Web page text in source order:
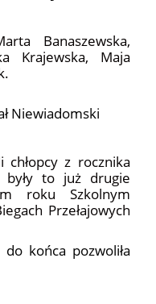
Banaszewska,
Krajewska, Maja
Niewiadomski
z rocznika
to już drugie
roku Szkolnym
Przełajowych
końca pozwoliła